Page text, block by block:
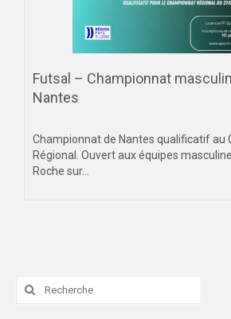
Futsal – Championnat
Nantes
Championnat de Nantes qualificatif au
Régional. Ouvert aux équipes
Roche sur...
Rechercher